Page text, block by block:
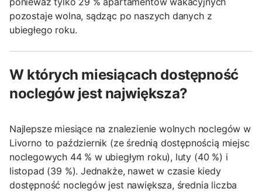
pozostaje wolna, sądząc po naszych danych z
ubiegłego roku.
W których miesiącach dostępność
noclegów jest największa?
Najlepsze miesiące na znalezienie wolnych noclegów w
Livorno to październik (ze średnią dostępnością miejsc
noclegowych 44 % w ubiegłym roku), luty (40 %) i
listopad (39 %). Jednakże, nawet w czasie kiedy
dostępność noclegów jest nawiększa, średnia liczba